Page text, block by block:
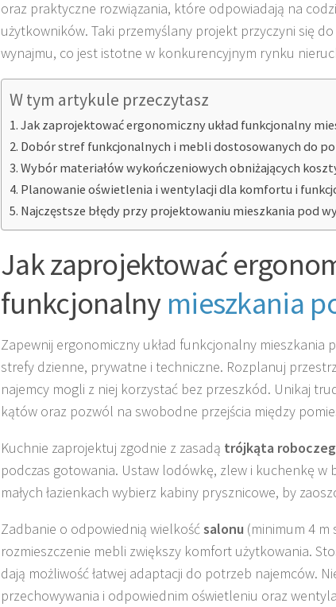
oraz praktyczne rozwiązania, które odpowiadają na
użytkowników. Taki przemyślany projekt przyczyni się
wynajmu, co jest istotne w konkurencyjnym rynku
W tym artykule przeczytasz
Jak zaprojektować ergonomiczny układ funkcjonalny
Dobór stref funkcjonalnych i mebli dostosowanych do
Wybór materiałów wykończeniowych obniżających
Planowanie oświetlenia i wentylacji dla komfortu i
Najczęstsze błędy przy projektowaniu mieszkania pod
Jak zaprojektować
funkcjonalny mieszkania
Zapewnij ergonomiczny układ funkcjonalny mieszkania
strefy dzienne, prywatne i techniczne. Rozplanuj
najemcy mogli z niej korzystać bez przeszkód. Unikaj
kątów oraz pozwól na swobodne przejścia między
Kuchnie zaprojektuj zgodnie z zasadą trójkąta
podczas gotowania. Ustaw lodówkę, zlew i kuchenkę w
małych łazienkach wybierz kabiny prysznicowe, by
Zadbanie o odpowiednią wielkośćsalonu (minimum 4 m
rozmieszczenie mebli zwiększy komfort użytkowania.
dają możliwość łatwej adaptacji do potrzeb najemców.
przechowywania i odpowiednim oświetleniu oraz